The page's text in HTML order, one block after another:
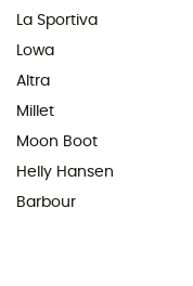
La Sportiva
Lowa
Altra
Millet
Moon Boot
Helly Hansen
Barbour